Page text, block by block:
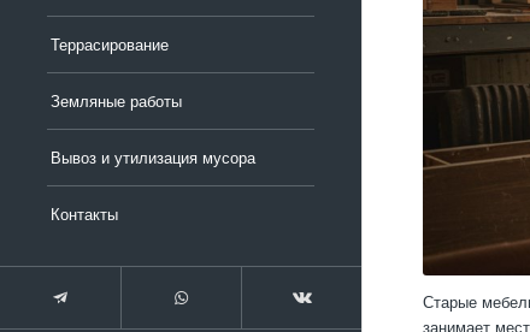
Террасирование
Земляные работы
Вывоз и утилизация мусора
Контакты
Старые
занимает